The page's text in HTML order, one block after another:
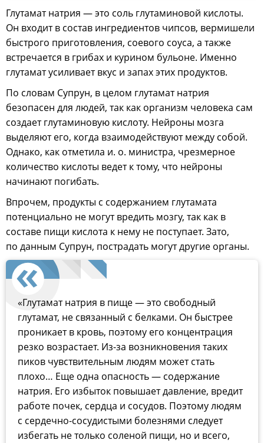
Глутамат натрия — это соль глутаминовой кислоты.
Он входит в состав ингредиентов чипсов, вермишели
быстрого приготовления, соевого соуса, а также
встречается в грибах и курином бульоне. Именно
глутамат усиливает вкус и запах этих продуктов.
По словам Супрун, в целом глутамат натрия
безопасен для людей, так как организм человека сам
создает глутаминовую кислоту. Нейроны мозга
выделяют его, когда взаимодействуют между собой.
Однако, как отметила и. о. министра, чрезмерное
количество кислоты ведет к тому, что нейроны
начинают погибать.
Впрочем, продукты с содержанием глутамата
потенциально не могут вредить мозгу, так как в
составе пищи кислота к нему не поступает. Зато,
по данным Супрун, пострадать могут другие органы.
«Глутамат натрия в пище — это свободный
глутамат, не связанный с белками. Он быстрее
проникает в кровь, поэтому его концентрация
резко возрастает. Из-за возникновения таких
пиков чувствительным людям может стать
плохо… Еще одна опасность — содержание
натрия. Его избыток повышает давление, вредит
работе почек, сердца и сосудов. Поэтому людям
с сердечно-сосудистыми болезнями следует
избегать не только соленой пищи, но и всего,